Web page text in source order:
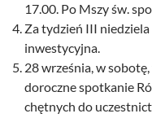
17.00. Po Mszy św.
Za tydzień III niedziela
inwestycyjna.
28 września, w
doroczne spotkanie
chętnych do